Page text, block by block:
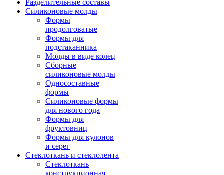
Разделительные составы
Силиконовые молды
Формы
продолговатые
Формы для
подстаканника
Молды в виде колец
Сборные
силиконовые молды
Односоставные
формы
Силиконовые формы
для нового года
Формы для
фруктовниц
Формы для кулонов
и серег
Стеклоткань и стеклолента
Стеклоткань
конструкционная